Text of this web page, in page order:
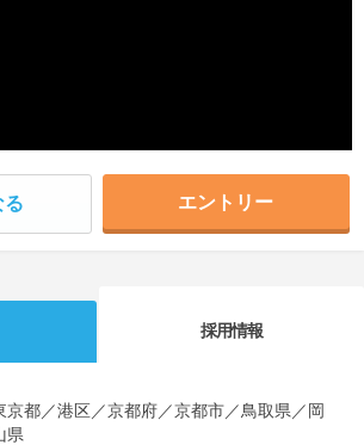
ーパー よくある質問
る エントリー
採用情報
京都／港区／京都府／京都市／鳥取県／岡
県